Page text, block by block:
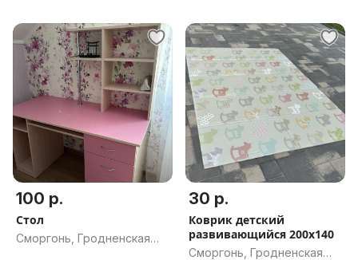
100 р.
Стол
Сморгонь, Гродненская
30 р.
Коврик детский
развивающийся 200х140
Сморгонь, Гродненская